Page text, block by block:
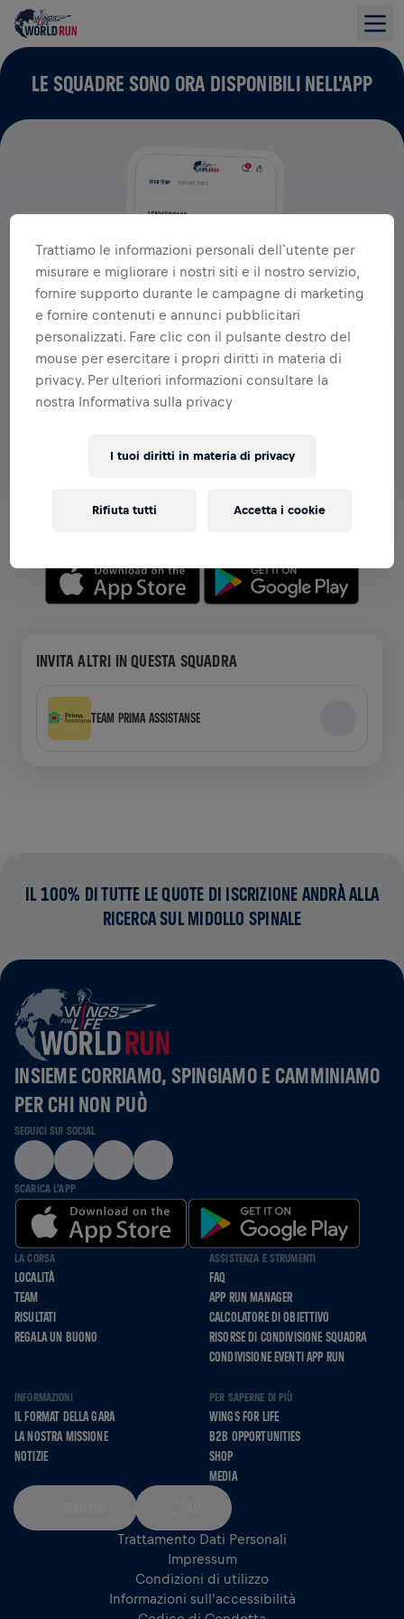
LE SQUADRE SONO ORA DISPONIBILI NELL'APP
VISUALIZZA SQUADRE NELL'APP
monitora la tua classifica e festeggia insieme.
INVITA ALTRI IN QUESTA SQUADRA
TEAM PRIMA ASSISTANSE
IL 100% DI TUTTE LE QUOTE DI ISCRIZIONE ANDRÀ ALLA
RICERCA SUL MIDOLLO SPINALE
INSIEME CORRIAMO, SPINGIAMO E CAMMINIAMO
PER CHI NON PUÒ
SEGUICI SUI SOCIAL
SCARICA L'APP
LA CORSA
LOCALITÀ
TEAM
RISULTATI
REGALA UN BUONO
ASSISTENZA E STRUMENTI
FAQ
APP RUN MANAGER
CALCOLATORE DI OBIETTIVO
RISORSE DI CONDIVISIONE SQUADRA
CONDIVISIONE EVENTI APP RUN
INFORMAZIONI
IL FORMAT DELLA GARA
LA NOSTRA MISSIONE
NOTIZIE
PER SAPERNE DI PIÙ
WINGS FOR LIFE
B2B OPPORTUNITIES
SHOP
MEDIA
Trattamento Dati Personali
Impressum
Condizioni di utilizzo
Informazioni sull'accessibilità
Trattiamo le informazioni personali dell`utente per
misurare e migliorare i nostri siti e il nostro servizio,
fornire supporto durante le campagne di marketing
e fornire contenuti e annunci pubblicitari
personalizzati. Fare clic con il pulsante destro del
mouse per esercitare i propri diritti in materia di
privacy. Per ulteriori informazioni consultare la
nostra Informativa sulla privacy
I tuoi diritti in materia di privacy
Rifiuta tutti Accetta i cookie